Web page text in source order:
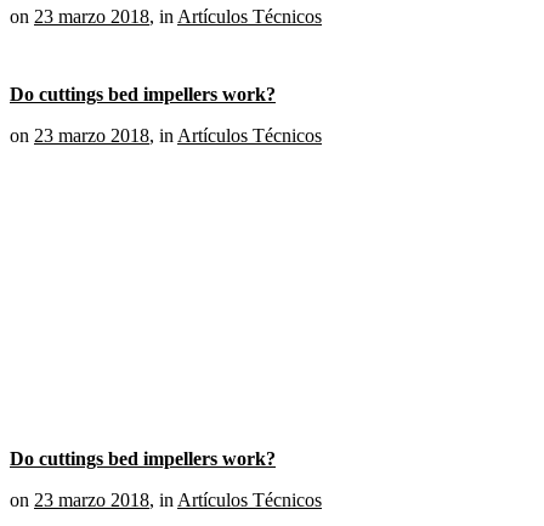
on 23 marzo 2018, inArtículos Técnicos
Do cuttings bed impellers work?
on 23 marzo 2018, inArtículos Técnicos
Do cuttings bed impellers work?
on 23 marzo 2018, inArtículos Técnicos